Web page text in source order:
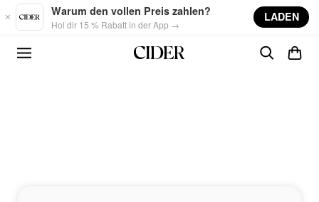
Skip to main content
Warum den vollen Preis zahlen?
Hol dir 15 % Rabatt in der App →
LADEN